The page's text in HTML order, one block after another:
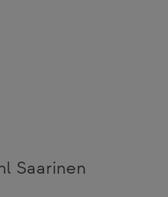
Saarinen